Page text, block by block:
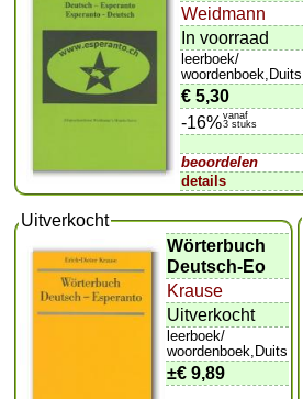
Weidmann
In voorraad
leerboek/
woordenboek,Duits
€ 5,30
-16%vanaf
3 stuks
beoordelen
details
Uitverkocht
Wörterbuch
Deutsch-Eo
Krause
Uitverkocht
leerboek/
woordenboek,Duits
±€ 9,89